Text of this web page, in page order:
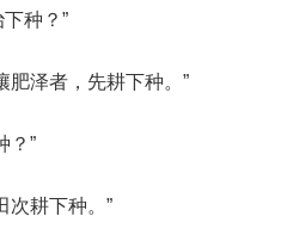
种？”
肥泽者，先耕下种。”
？”
次耕下种。”